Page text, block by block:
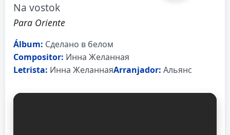
Na vostok
Para Oriente
Álbum: Сделано в белом
Compositor: Инна Желанная
Letrista: Инна ЖеланнаяArranjador: Альянс